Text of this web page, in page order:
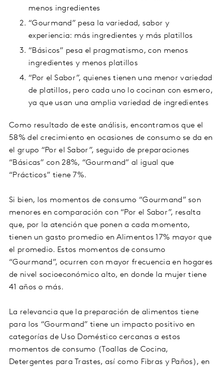
menos ingredientes
“Gourmand” pesa la variedad, sabor y
experiencia: más ingredientes y más platillos
“Básicos” pesa el pragmatismo, con menos
ingredientes y menos platillos
“Por el Sabor”, quienes tienen una menor variedad
de platillos, pero cada uno lo cocinan con esmero,
ya que usan una amplia variedad de ingredientes
Como resultado de este análisis, encontramos que el
58% del crecimiento en ocasiones de consumo se da en
el grupo “Por el Sabor”, seguido de preparaciones
“Básicas” con 28%, “Gourmand” al igual que
“Prácticos” tiene 7%.
Si bien, los momentos de consumo “Gourmand” son
menores en comparación con “Por el Sabor”, resalta
que, por la atención que ponen a cada momento,
tienen un gasto promedio en Alimentos 17% mayor que
el promedio. Estos momentos de consumo
“Gourmand”, ocurren con mayor frecuencia en hogares
de nivel socioeconómico alto, en donde la mujer tiene
41 años o más.
La relevancia que la preparación de alimentos tiene
para los “Gourmand” tiene un impacto positivo en
categorías de Uso Doméstico cercanas a estos
momentos de consumo (Toallas de Cocina,
Detergentes para Trastes, así como Fibras y Paños), en